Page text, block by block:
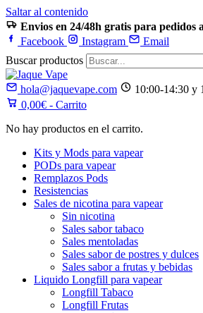
Saltar al contenido
Envios en 24/48h gratis para pedidos
Facebook
Instagram
Email
Buscar productos
hola@jaquevape.com 10:00-14:30 y
0,00€ - Carrito
No hay productos en el carrito.
Kits y Mods para vapear
PODs para vapear
Remplazos Pods
Resistencias
Sales de nicotina para vapear
Sin nicotina
Sales sabor tabaco
Sales mentoladas
Sales sabor de postres y dulces
Sales sabor a frutas y bebidas
Liquido Longfill para vapear
Longfill Tabaco
Longfill Frutas